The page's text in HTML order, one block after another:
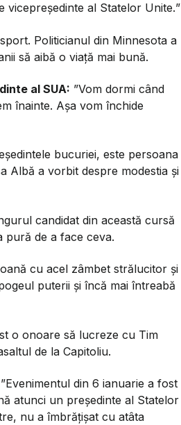
vicepreședinte al Statelor Unite.”
Politicianul din Minnesota a
să aibă o viață mai bună.
al SUA: ”Vom dormi când
înainte. Așa vom închide
bucuriei, este persoana
Albă a vorbit despre modestia și
candidat din această cursă
pură de a face ceva.
cu acel zâmbet strălucitor și
puterii și încă mai întreabă
o onoare să lucreze cu Tim
de la Capitoliu.
”Evenimentul din 6 ianuarie a fost
atunci un președinte al Statelor
nu a îmbrățișat cu atâta